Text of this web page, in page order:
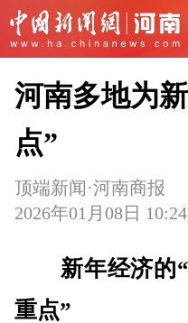
河南多地为
点”
顶端新闻·河南商报
2026年01月08日 10:24
新年经济的
重点”